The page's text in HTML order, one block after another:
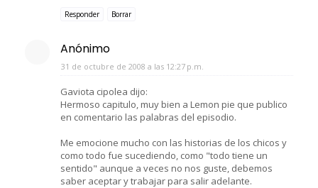
Responder Borrar
Anónimo
31 de octubre de 2008 a las 12:27 p.m.
Gaviota cipolea dijo:
Hermoso capitulo, muy bien a Lemon pie que publico
en comentario las palabras del episodio.
Me emocione mucho con las historias de los chicos y
como todo fue sucediendo, como "todo tiene un
sentido" aunque a veces no nos guste, debemos
saber aceptar y trabajar para salir adelante.